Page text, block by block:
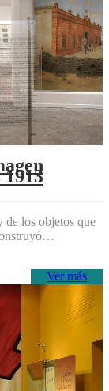
de los objetos que
Ver más